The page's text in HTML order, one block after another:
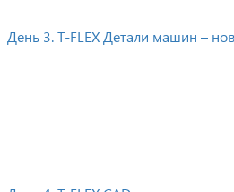
День 3. T-FLEX Детали машин –